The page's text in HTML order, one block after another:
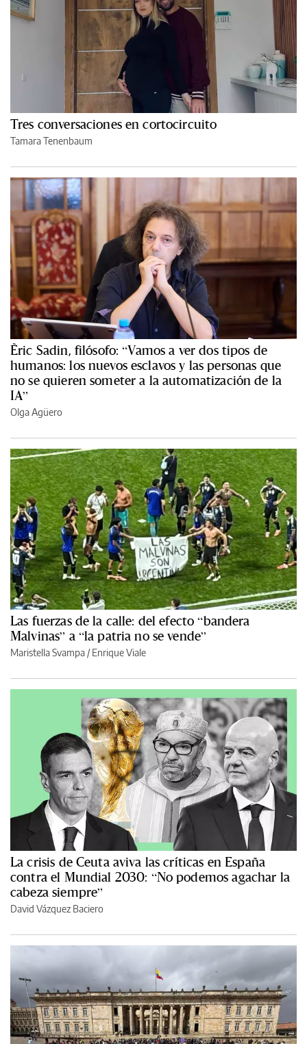
Tres conversaciones en cortocircuito
Tamara Tenenbaum
Èric Sadin, filósofo: “Vamos a ver dos tipos de
humanos: los nuevos esclavos y las personas que
no se quieren someter a la automatización de la
IA”
Olga Agüero
Las fuerzas de la calle: del efecto “bandera
Malvinas” a “la patria no se vende”
Maristella Svampa /Enrique Viale
La crisis de Ceuta aviva las críticas en España
contra el Mundial 2030: “No podemos agachar la
cabeza siempre”
David Vázquez Baciero